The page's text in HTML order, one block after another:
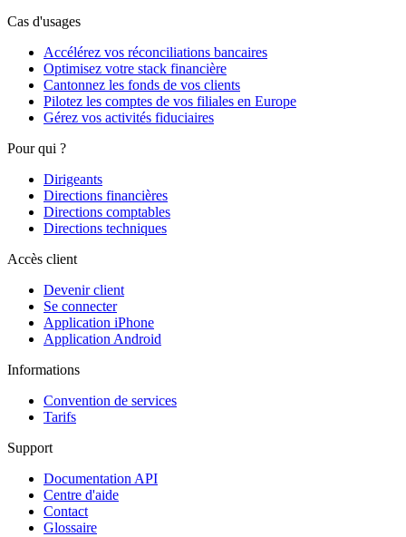
Cas d'usages
Accélérez vos réconciliations bancaires
Optimisez votre stack financière
Cantonnez les fonds de vos clients
Pilotez les comptes de vos filiales en Europe
Gérez vos activités fiduciaires
Pour qui ?
Dirigeants
Directions financières
Directions comptables
Directions techniques
Accès client
Devenir client
Se connecter
Application iPhone
Application Android
Informations
Convention de services
Tarifs
Support
Documentation API
Centre d'aide
Contact
Glossaire